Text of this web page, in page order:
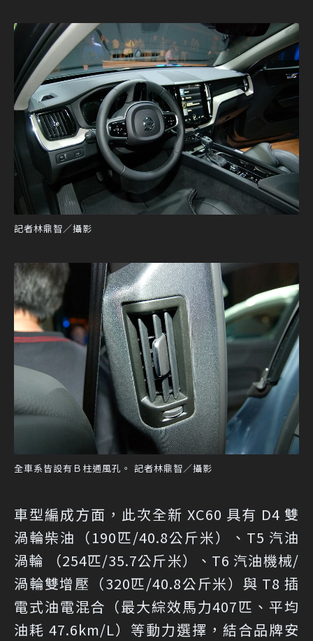
記者林鼎智／攝影
全車系皆設有Ｂ柱通風孔。 記者林鼎智／攝影
車型編成方面，此次全新 XC60 具有 D4 雙
渦輪柴油（190匹/40.8公斤米）、T5 汽油
渦輪 （254匹/35.7公斤米）、T6 汽油機械/
渦輪雙增壓（320匹/40.8公斤米）與 T8 插
電式油電混合（最大綜效馬力407匹、平均
油耗 47.6km/L）等動力選擇，結合品牌安